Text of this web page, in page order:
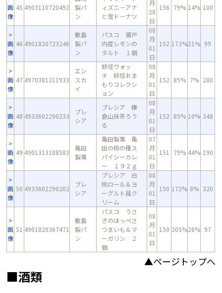
画
像
45 4903110720492
製パ
ン
ィズニ－アナ
と雪ド－ナツ
月
28
日
156 79% 14% 100
画
像
46 4901820723246
敷島
製パ
ン
パスコ 瀬戸
内産レモンの
タルト １個
08
月
01
日
152 173%21% 99
画
像
47 4970381311933
エン
スカ
イ
妖怪ウォッ
チ 妖怪おま
もりコレクシ
ョン
08
月
01
日
152 85% 7% 280
画
像
48 4933602290233
プレ
シア
プレシア 鎌
倉山抹茶ろう
る
08
月
01
日
152 85% 10% 348
画
像
49 4901313188583
亀田
製菓
亀田製菓 亀
田の柿の種ス
パイシーカレ
ー １９２ｇ
07
月
01
日
151 79% 44% 190
画
像
50 4933602290202
プレ
シア
プレシア 白
桃ロール＆ヨ
ーグルト風ク
リーム
08
月
01
日
150 172% 8% 320
画
像
51 4901820367471
敷島
製パ
ン
パスコ うさ
ぎのほっぺさ
つまいも＆マ
ーガリン ２
個
08
月
01
日
150 205%28% 97
▲ページトップへ
■酒類